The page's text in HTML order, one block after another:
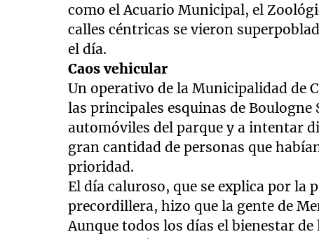
como el Acuario Municipal, el
calles céntricas se vieron
el día.
Caos vehicular
Un operativo de la Municipalidad de
las principales esquinas de Boulogne
automóviles del parque y a intentar
gran cantidad de personas que
prioridad.
El día caluroso, que se explica por la
precordillera, hizo que la gente de
Aunque todos los días el bienestar